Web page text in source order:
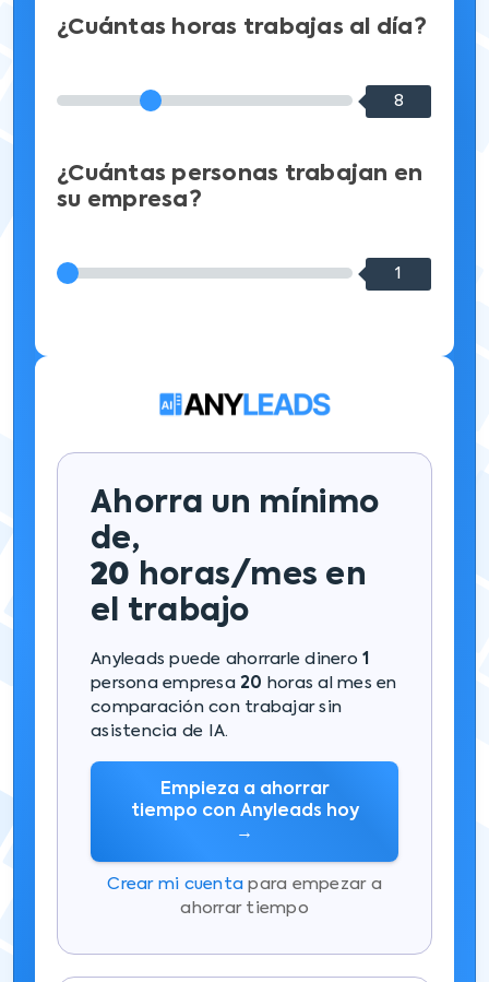
¿Cuántas horas trabajas al día?
8
¿Cuántas personas trabajan en
su empresa?
1
Ahorra un mínimo
de,
20 horas/mes en
el trabajo
Anyleads puede ahorrarle dinero 1
persona empresa 20 horas al mes en
comparación con trabajar sin
asistencia de IA.
Empieza a ahorrar
tiempo con Anyleads hoy
→
Crear mi cuenta para empezar a
ahorrar tiempo